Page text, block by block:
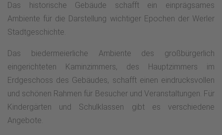
Das historische Gebäude schafft ein einprägsames
Ambiente für die Darstellung wichtiger Epochen der Werler
Stadtgeschichte.
Das biedermeierliche Ambiente des großbürgerlich
eingerichteten Kaminzimmers, des Hauptzimmers im
Erdgeschoss des Gebäudes, schafft einen eindrucksvollen
und schönen Rahmen für Besucher und Veranstaltungen. Für
Kindergärten und Schulklassen gibt es verschiedene
Angebote.